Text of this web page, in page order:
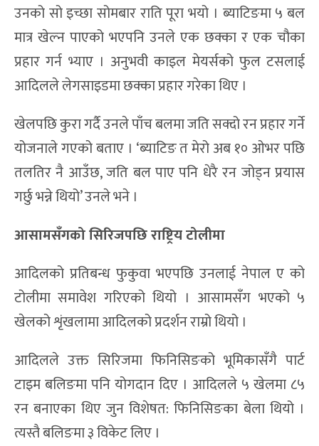
उनको सो इच्छा सोमबार राति पूरा भयो । ब्याटिङमा ५ बल
मात्र खेल्न पाएको भएपनि उनले एक छक्का र एक चौका
प्रहार गर्न भ्याए । अनुभवी काइल मेयर्सको फुल टसलाई
आदिलले लेगसाइडमा छक्का प्रहार गरेका थिए ।
खेलपछि कुरा गर्दै उनले पाँच बलमा जति सक्दो रन प्रहार गर्ने
योजनाले गएको बताए । ‘ब्याटिङ त मेरो अब १० ओभर पछि
तलतिर नै आउँछ, जति बल पाए पनि धेरै रन जोड्न प्रयास
गर्छु भन्ने थियो’ उनले भने ।
आसामसँगको सिरिजपछि राष्ट्रिय टोलीमा
आदिलको प्रतिबन्ध फुकुवा भएपछि उनलाई नेपाल ए को
टोलीमा समावेश गरिएको थियो । आसामसँग भएको ५
खेलको शृंखलामा आदिलको प्रदर्शन राम्रो थियो ।
आदिलले उक्त सिरिजमा फिनिसिङको भूमिकासँगै पार्ट
टाइम बलिङमा पनि योगदान दिए । आदिलले ५ खेलमा ८५
रन बनाएका थिए जुन विशेषत: फिनिसिङका बेला थियो ।
त्यस्तै बलिङमा ३ विकेट लिए ।